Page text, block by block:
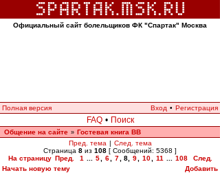
Официальный сайт болельщиков ФК "Спартак" Москва
Полная версия Вход • Регистрация
FAQ • Поиск
Общение на сайте » Гостевая книга ВВ
Пред. тема | След. тема
Страница 8 из 108 [ Сообщений: 5368 ]
На страницу Пред. 1 5 6 7 8, 9 10 11 108
След.
Начать новую тему
Добавить